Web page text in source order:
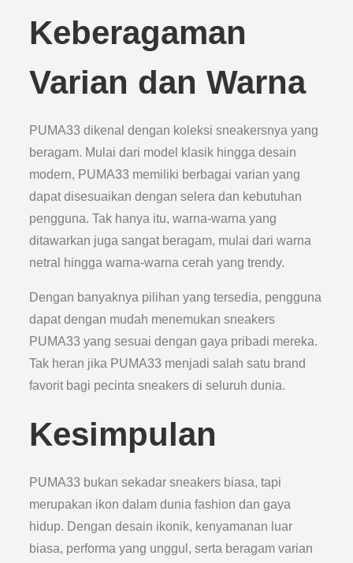
Keberagaman
Varian dan Warna
PUMA33 dikenal dengan koleksi sneakersnya yang
beragam. Mulai dari model klasik hingga desain
modern, PUMA33 memiliki berbagai varian yang
dapat disesuaikan dengan selera dan kebutuhan
pengguna. Tak hanya itu, warna-warna yang
ditawarkan juga sangat beragam, mulai dari warna
netral hingga warna-warna cerah yang trendy.
Dengan banyaknya pilihan yang tersedia, pengguna
dapat dengan mudah menemukan sneakers
PUMA33 yang sesuai dengan gaya pribadi mereka.
Tak heran jika PUMA33 menjadi salah satu brand
favorit bagi pecinta sneakers di seluruh dunia.
Kesimpulan
PUMA33 bukan sekadar sneakers biasa, tapi
merupakan ikon dalam dunia fashion dan gaya
hidup. Dengan desain ikonik, kenyamanan luar
biasa, performa yang unggul, serta beragam varian